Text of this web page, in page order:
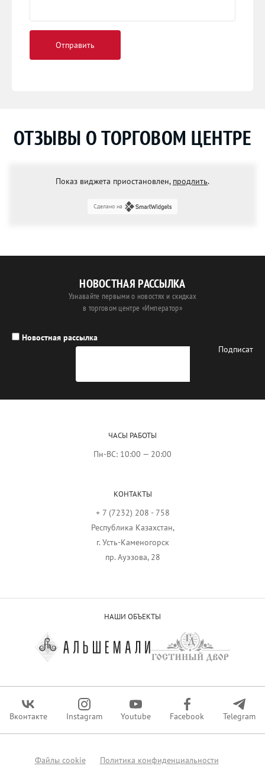
ОТЗЫВЫ О ТОРГОВОМ ЦЕНТРЕ
Показ виджета приостановлен, продлить.
Сделано на
НОВОСТНАЯ РАССЫЛКА
Узнавайте первыми о новостях и скидках
в торговом центре «Император»
Новостная рассылка
ЧАСЫ РАБОТЫ
Пн-ВС: 10:00 — 20:00
КОНТАКТЫ
+ 7 (7232) 208 - 758
Республика Казахстан,
г. Усть-Каменогорск
пр. Ауэзова, 28
Вконтакте Instagram Youtube Facebook Telegram
НАШИ ОБЪЕКТЫ
Файлы сookie Политика конфиденциальности